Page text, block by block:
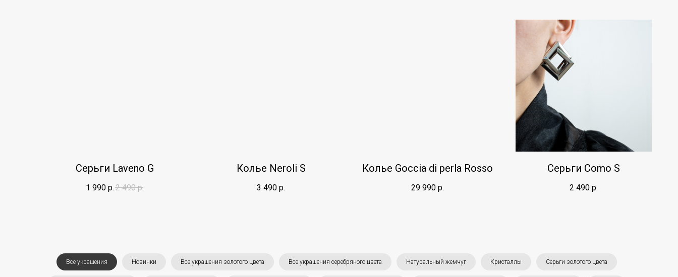
Серьги Laveno G
1 990 р.2 490 р.
Колье Neroli S
3 490 р.
Колье Goccia di perla Rosso
29 990 р.
Серьги Como S
2 490 р.
Все украшения Новинки Все украшения золотого цвета Все украшения серебряного цвета Натуральный жемчуг Кристаллы Серьги золотого цвета